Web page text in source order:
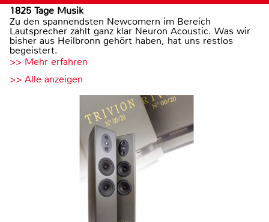
1825 Tage Musik
Zu den spannendsten Newcomern im Bereich
Lautsprecher zählt ganz klar Neuron Acoustic. Was wir
bisher aus Heilbronn gehört haben, hat uns restlos
begeistert.
>> Mehr erfahren
>> Alle anzeigen